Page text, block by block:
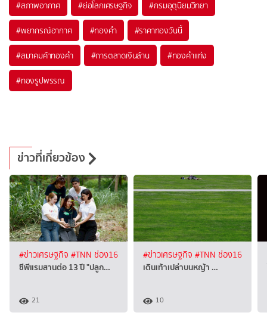
#สภาพอากาศ #ย่อโลกเศรษฐกิจ #กรมอุตุนิยมวิทยา
#พยากรณ์อากาศ #ทองคำ #ราคาทองวันนี้
#สมาคมค้าทองคำ #การตลาดเงินล้าน #ทองคำแท่ง
#ทองรูปพรรณ
ข่าวที่เกี่ยวข้อง
#ข่าวเศรษฐกิจ #TNN ช่อง16
ซีพีแรมสานต่อ 13 ปี "ปลูก…
21
#ข่าวเศรษฐกิจ #TNN ช่อง16
เดินเท้าเปล่าบนหญ้า …
10